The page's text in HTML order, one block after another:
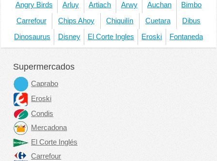
Angry Birds Arluy Artiach Arwy Auchan Bimbo
Carrefour Chips Ahoy Chiquilín Cuetara Dibus
Dinosaurus Disney El Corte Ingles Eroski Fontaneda
Supermercados
Caprabo
Eroski
Condis
Mercadona
El Corte Inglés
Carrefour